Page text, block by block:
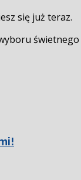
się już teraz.